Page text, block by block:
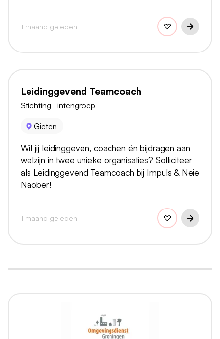
1 maand geleden
Leidinggevend Teamcoach
Stichting Tintengroep
Gieten
Wil jij leidinggeven, coachen én bijdragen aan
welzijn in twee unieke organisaties? Solliciteer
als Leidinggevend Teamcoach bij Impuls & Neie
Naober!
1 maand geleden